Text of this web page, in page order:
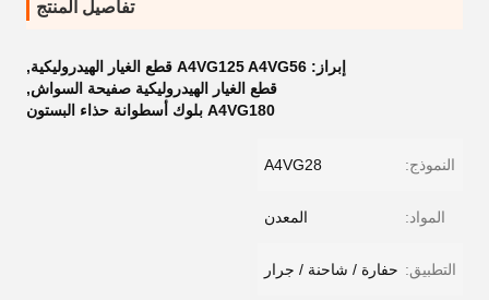
تفاصيل المنتج
إبراز: A4VG125 A4VG56 قطع الغيار الهيدروليكية
,
قطع الغيار الهيدروليكية صفيحة السواش,
A4VG180 بلوك أسطوانة حذاء البستون
النموذج: A4VG28
المواد: المعدن
التطبيق: حفارة / شاحنة / جرار